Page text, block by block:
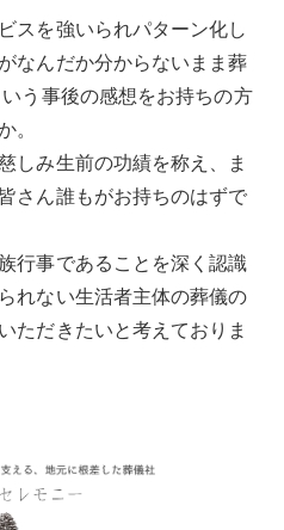
スを強いられパターン化し
なんだか分からないまま葬
う事後の感想をお持ちの方
。
しみ生前の功績を称え、ま
さん誰もがお持ちのはずで
行事であることを深く認識
れない生活者主体の葬儀の
ただきたいと考えておりま